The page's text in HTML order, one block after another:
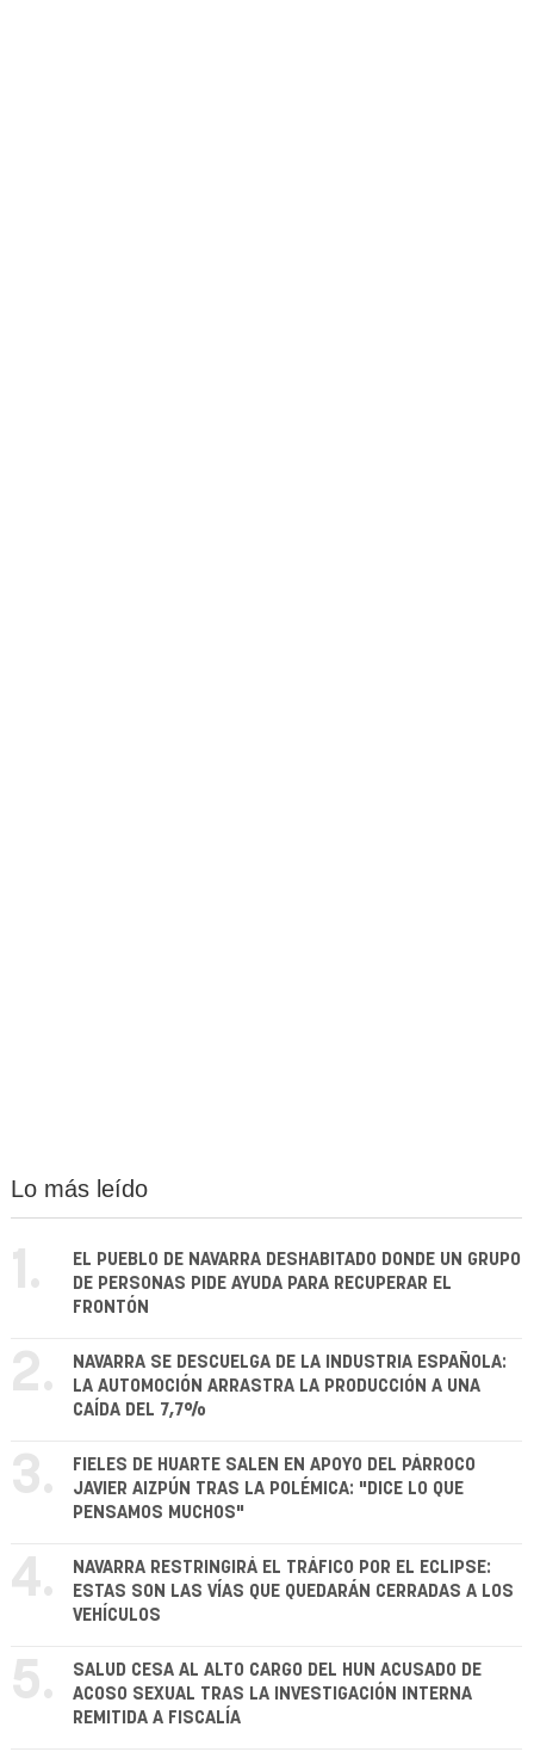
Lo más leído
1.
EL PUEBLO DE NAVARRA DESHABITADO DONDE UN GRUPO
DE PERSONAS PIDE AYUDA PARA RECUPERAR EL
FRONTÓN
2.
NAVARRA SE DESCUELGA DE LA INDUSTRIA ESPAÑOLA:
LA AUTOMOCIÓN ARRASTRA LA PRODUCCIÓN A UNA
CAÍDA DEL 7,7%
3.
FIELES DE HUARTE SALEN EN APOYO DEL PÁRROCO
JAVIER AIZPÚN TRAS LA POLÉMICA: "DICE LO QUE
PENSAMOS MUCHOS"
4.
NAVARRA RESTRINGIRÁ EL TRÁFICO POR EL ECLIPSE:
ESTAS SON LAS VÍAS QUE QUEDARÁN CERRADAS A LOS
VEHÍCULOS
5.
SALUD CESA AL ALTO CARGO DEL HUN ACUSADO DE
ACOSO SEXUAL TRAS LA INVESTIGACIÓN INTERNA
REMITIDA A FISCALÍA